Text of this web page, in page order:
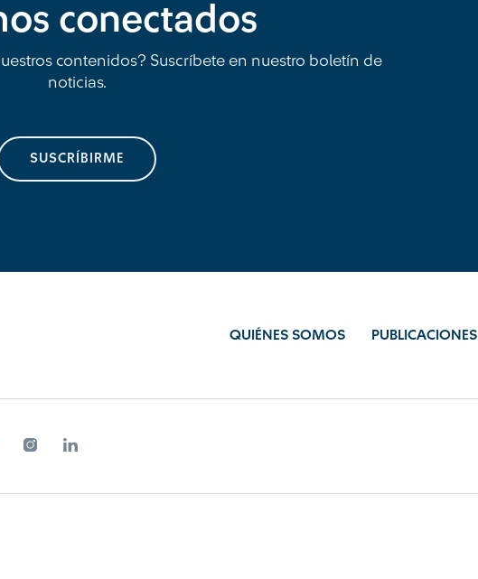
conectados
contenidos? Suscríbete en nuestro boletín de
noticias.
SUSCRÍBIRME
QUIÉNES SOMOS PUBLICACIONES